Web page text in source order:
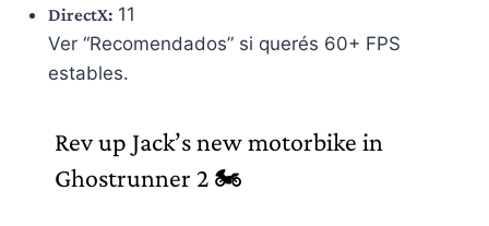
DirectX: 11
Ver “Recomendados” si querés 60+ FPS
estables.
Rev up Jack’s new motorbike in
Ghostrunner 2 🏍️